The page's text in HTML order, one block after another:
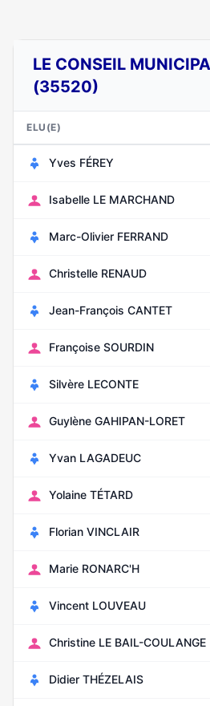
LE CONSEIL
(35520)
ELU(E)
Yves FÉREY
Isabelle LE MARCHAND
Marc-Olivier FERRAND
Christelle RENAUD
Jean-François CANTET
Françoise SOURDIN
Silvère LECONTE
Guylène GAHIPAN-LORET
Yvan LAGADEUC
Yolaine TÉTARD
Florian VINCLAIR
Marie RONARC'H
Vincent LOUVEAU
Christine LE BAIL-COULANGE
Didier THÉZELAIS